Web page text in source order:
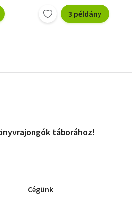
3 példány
táborához!
Cégünk